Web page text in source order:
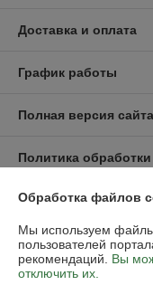
Доставка и оплата
График работы
Полная версия сайта
Политика
Сайт создан на
Обработка файлов
Мы используем
пользователей
рекомендаций. Вы
отключить их.